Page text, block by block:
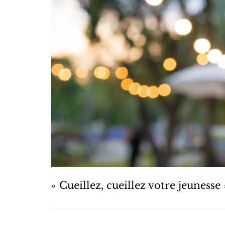
« Cueillez, cueillez votre jeunesse